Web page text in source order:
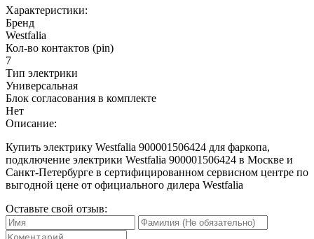
Характеристики:
Бренд
Westfalia
Кол-во контактов (pin)
7
Тип электрики
Универсальная
Блок согласования в комплекте
Нет
Описание:
Купить электрику Westfalia 900001506424 для фаркопа,
подключение электрики Westfalia 900001506424 в Москве и
Санкт-Петербурге в сертифицированном сервисном центре по
выгодной цене от официального дилера Westfalia
Оставьте свой отзыв: